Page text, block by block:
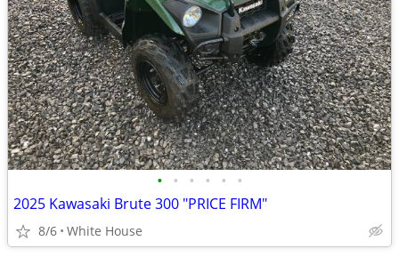
• • • • • •
2025 Kawasaki Brute 300 "PRICE FIRM"
8/6 White House